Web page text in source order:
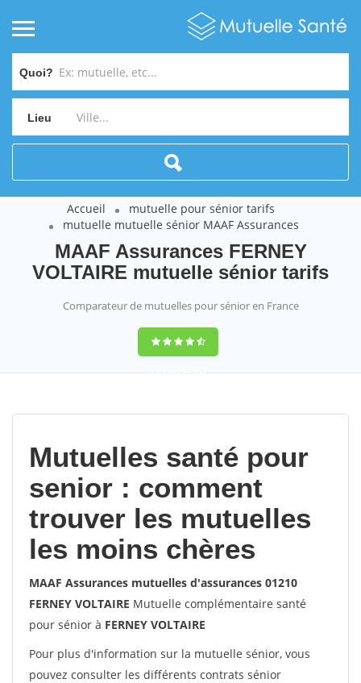
Quoi?
Lieu
Accueil
mutuelle pour sénior tarifs
mutuelle mutuelle sénior MAAF Assurances
MAAF Assurances FERNEY
VOLTAIRE mutuelle sénior tarifs
Comparateur de mutuelles pour sénior en France
9,2(100%)452
Mutuelles santé pour
senior : comment
trouver les mutuelles
les moins chères
MAAF Assurances mutuelles d'assurances 01210
FERNEY VOLTAIRE Mutuelle complémentaire santé
pour sénior à FERNEY VOLTAIRE
Pour plus d'information sur la mutuelle sénior, vous
pouvez consulter les différents contrats sénior